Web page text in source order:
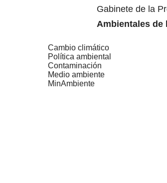
Gabinete de la
Ambientales de
Cambio climático
Política ambiental
Contaminación
Medio ambiente
MinAmbiente